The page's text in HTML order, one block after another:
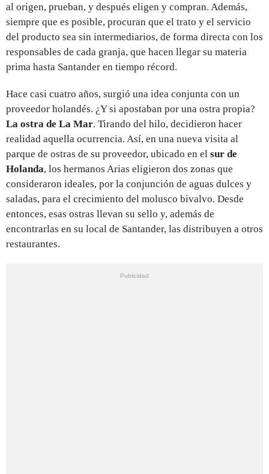
al origen, prueban, y después eligen y compran. Además,
siempre que es posible, procuran que el trato y el servicio
del producto sea sin intermediarios, de forma directa con los
responsables de cada granja, que hacen llegar su materia
prima hasta Santander en tiempo récord.
Hace casi cuatro años, surgió una idea conjunta con un
proveedor holandés. ¿Y si apostaban por una ostra propia?
La ostra de La Mar. Tirando del hilo, decidieron hacer
realidad aquella ocurrencia. Así, en una nueva visita al
parque de ostras de su proveedor, ubicado en el sur de
Holanda, los hermanos Arias eligieron dos zonas que
consideraron ideales, por la conjunción de aguas dulces y
saladas, para el crecimiento del molusco bivalvo. Desde
entonces, esas ostras llevan su sello y, además de
encontrarlas en su local de Santander, las distribuyen a otros
restaurantes.